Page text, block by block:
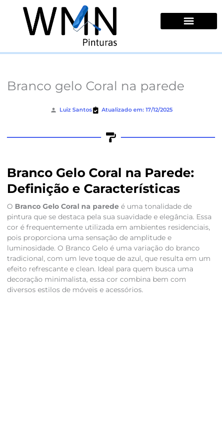
conteúdo
Branco gelo Coral na parede
Luiz Santos Atualizado em: 17/12/2025
Branco Gelo Coral na Parede:
Definição e Características
O Branco Gelo Coral na paredeé uma tonalidade de
pintura que se destaca pela sua suavidade e elegância. Essa
cor é frequentemente utilizada em ambientes residenciais,
pois proporciona uma sensação de amplitude e
luminosidade. O Branco Gelo é uma variação do branco
tradicional, com um leve toque de azul, que resulta em um
efeito refrescante e clean. Ideal para quem busca uma
decoração minimalista, essa cor combina bem com
diversos estilos de móveis e acessórios.